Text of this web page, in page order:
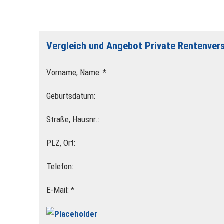
Vergleich und Angebot Private
Vorname, Name: *
Geburts­datum:
Straße, Hausnr.:
PLZ, Ort:
Telefon:
E-Mail: *